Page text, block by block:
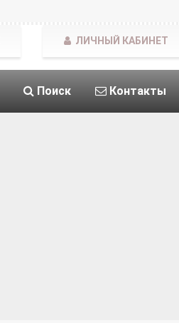
Поиск Контакты
ЛИЧНЫЙ КАБИНЕТ